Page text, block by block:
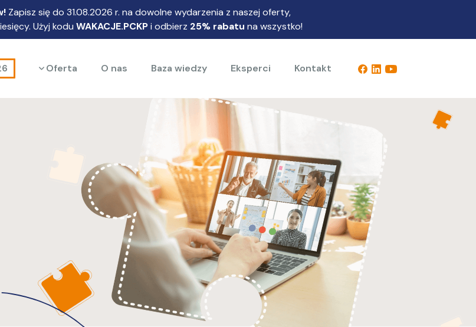
Zapisz się do 31.08.2026 r. na dowolne wydarzenia z naszej oferty,
Użyj kodu WAKACJE.PCKPi odbierz 25% rabatu na wszystko!
Oferta O nas Baza wiedzy Eksperci Kontakt